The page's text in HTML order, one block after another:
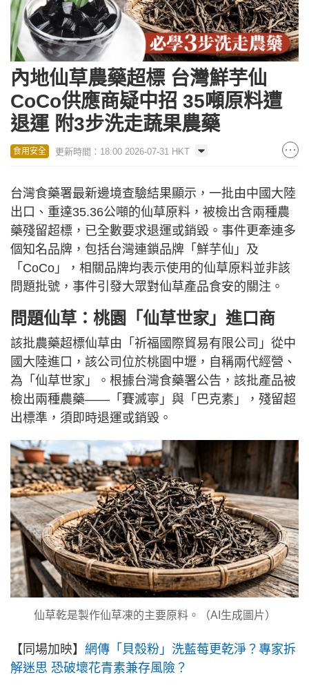
內地仙草農藥超標 台灣鮮芋仙
CoCo供應商疑中招 35噸原料遭
退運 附3步洗走蔬果農藥
食用安全 更新時間：18:00 2026-07-31 HKT
台灣食藥署最新邊境查驗結果顯示，一批由中國大陸
出口、重達35.36公噸的仙草原料，被檢出含兩種農
藥殘留超標，已全數要求退運或銷毀。事件更牽連多
個知名品牌，包括台灣連鎖品牌「鮮芋仙」及
「CoCo」，相關品牌均表示使用的仙草原料並非該
問題批號，事件引發大眾對仙草產品食安的關注。
問題仙草：桃園「仙草世家」進口商
該批農藥超標仙草由「祈福國際貿易有限公司」從中
國大陸進口，該公司位於桃園中壢，自稱兩代經營、
為「仙草世家」。根據台灣食藥署公告，該批產品被
檢出兩種農藥——「賽滅寧」與「巴克素」，殘留超
出標準，須即時退運或銷毀。
仙草乾是製作仙草凍的主要原料。（AI生成圖片）
【同場加映】 網傳「貝殼粉」洗藍莓更乾淨？專家拆
解迷思 恐破壞花青素兼存風險？